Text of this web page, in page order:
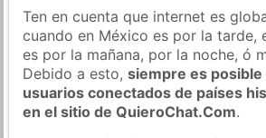
Ten en cuenta que internet es
cuando en México es por la tarde,
es por la mañana, por la noche, ó
Debido a esto,siempre es
usuarios conectados de países
en el sitio de QuieroChat.Com.